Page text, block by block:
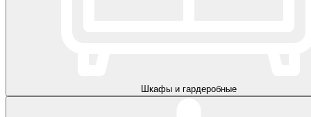
Шкафы и гардеробные